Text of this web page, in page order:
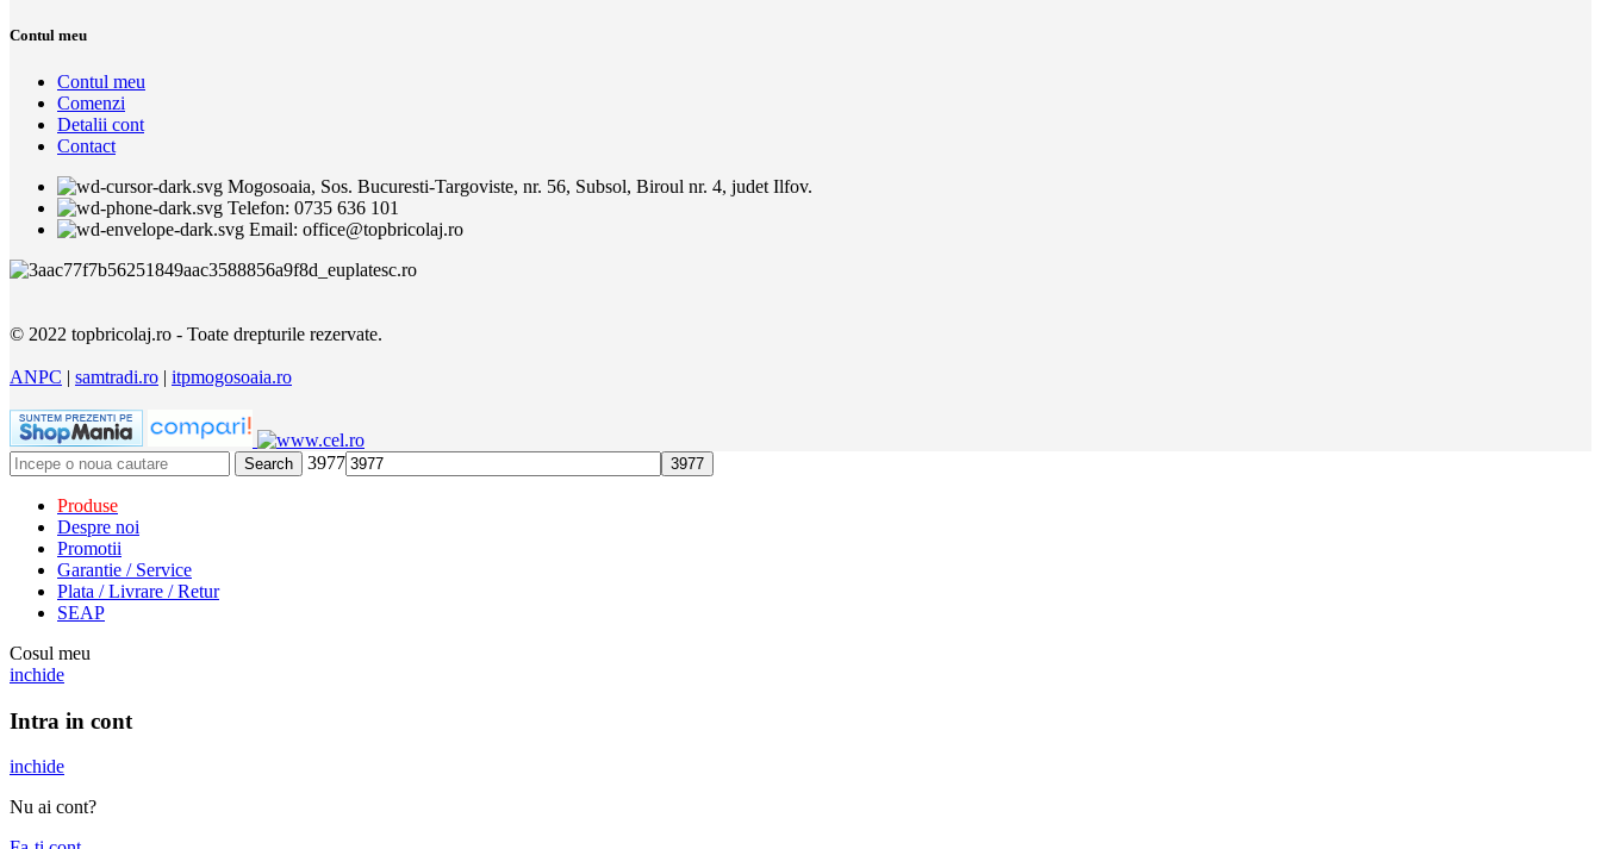
Contul meu
Contul meu
Comenzi
Detalii cont
Contact
Mogosoaia, Sos. Bucuresti-Targoviste, nr. 56, Subsol, Biroul nr. 4, judet Ilfov.
Telefon: 0735 636 101
Email: office@topbricolaj.ro
© 2022 topbricolaj.ro - Toate drepturile rezervate.
ANPC | samtradi.ro | itpmogosoaia.ro
Search 3977
Produse
Despre noi
Promotii
Garantie / Service
Plata / Livrare / Retur
SEAP
Cosul meu
inchide
Intra in cont
inchide
Nu ai cont?